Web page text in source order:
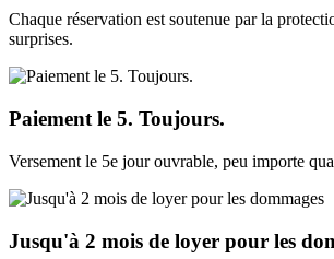
Chaque réservation est soutenue par la
surprises.
Paiement le 5. Toujours.
Versement le 5e jour ouvrable, peu importe
Jusqu'à 2 mois de loyer pour les